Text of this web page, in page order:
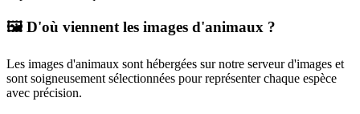
🖼️ D'où viennent les images d'animaux ?
Les images d'animaux sont hébergées sur notre serveur d'images et
sont soigneusement sélectionnées pour représenter chaque espèce
avec précision.